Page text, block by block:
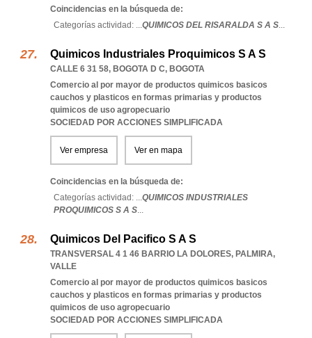
Coincidencias en la búsqueda de:
Categorías actividad: ...QUIMICOS DEL RISARALDA S A S...
Quimicos Industriales Proquimicos S A S
CALLE 6 31 58, BOGOTA D C, BOGOTA
Comercio al por mayor de productos quimicos basicos
cauchos y plasticos en formas primarias y productos
quimicos de uso agropecuario
SOCIEDAD POR ACCIONES SIMPLIFICADA
Ver empresa Ver en mapa
Coincidencias en la búsqueda de:
Categorías actividad: ...QUIMICOS INDUSTRIALES
PROQUIMICOS S A S...
Quimicos Del Pacifico S A S
TRANSVERSAL 4 1 46 BARRIO LA DOLORES, PALMIRA,
VALLE
Comercio al por mayor de productos quimicos basicos
cauchos y plasticos en formas primarias y productos
quimicos de uso agropecuario
SOCIEDAD POR ACCIONES SIMPLIFICADA